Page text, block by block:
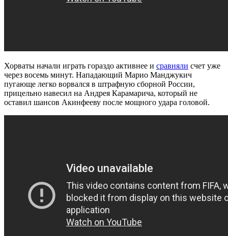
Хорваты начали играть гораздо активнее и сравняли счет уже
через восемь минут. Нападающий Марио Манджукич
пугающе легко ворвался в штрафную сборной России,
прицельно навесил на Андрея Карамарича, который не
оставил шансов Акинфееву после мощного удара головой.